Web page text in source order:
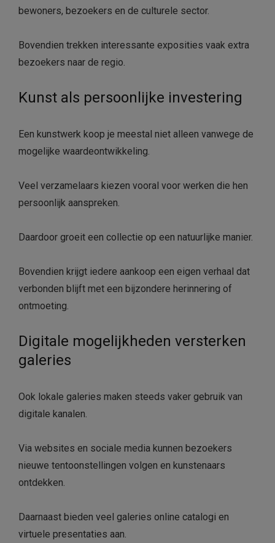
bewoners, bezoekers en de culturele sector.
Bovendien trekken interessante exposities vaak extra
bezoekers naar de regio.
Kunst als persoonlijke investering
Een kunstwerk koop je meestal niet alleen vanwege de
mogelijke waardeontwikkeling.
Veel verzamelaars kiezen vooral voor werken die hen
persoonlijk aanspreken.
Daardoor groeit een collectie op een natuurlijke manier.
Bovendien krijgt iedere aankoop een eigen verhaal dat
verbonden blijft met een bijzondere herinnering of
ontmoeting.
Digitale mogelijkheden versterken
galeries
Ook lokale galeries maken steeds vaker gebruik van
digitale kanalen.
Via websites en sociale media kunnen bezoekers
nieuwe tentoonstellingen volgen en kunstenaars
ontdekken.
Daarnaast bieden veel galeries online catalogi en
virtuele presentaties aan.